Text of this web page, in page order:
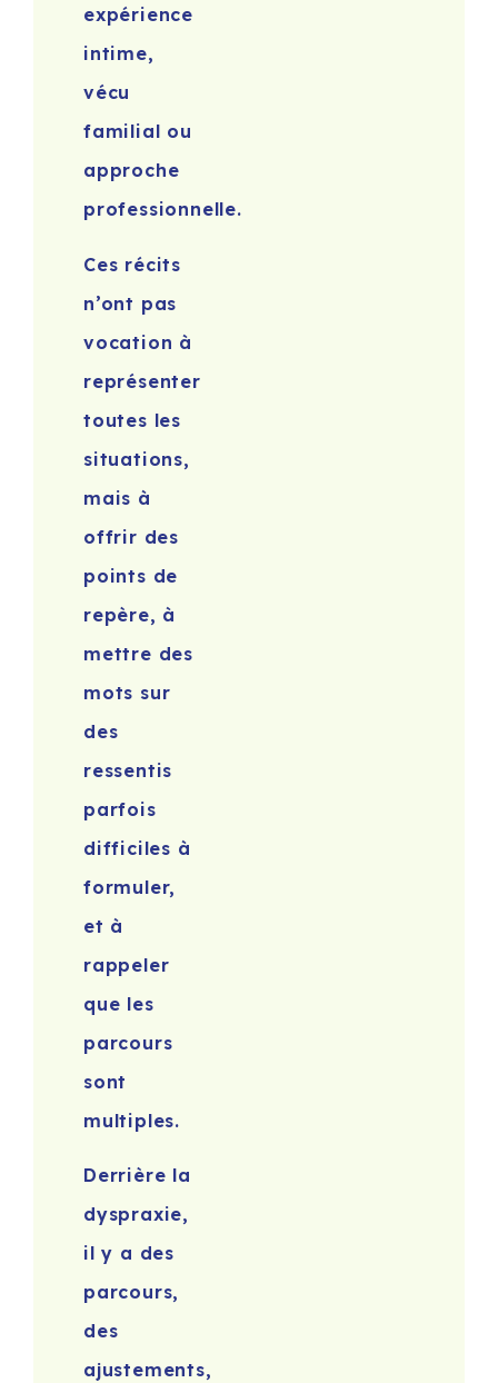
expérience
intime,
vécu
familial ou
approche
professionnelle.
Ces récits
n’ont pas
vocation à
représenter
toutes les
situations,
mais à
offrir des
points de
repère, à
mettre des
mots sur
des
ressentis
parfois
difficiles à
formuler,
et à
rappeler
que les
parcours
sont
multiples.
Derrière la
dyspraxie,
il y a des
parcours,
des
ajustements,